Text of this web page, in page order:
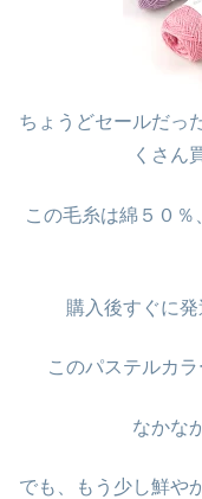
ちょうどセールだっ
くさん
この毛糸は綿５０
購入後すぐに
このパステルカ
なかな
でも、もう少し鮮や